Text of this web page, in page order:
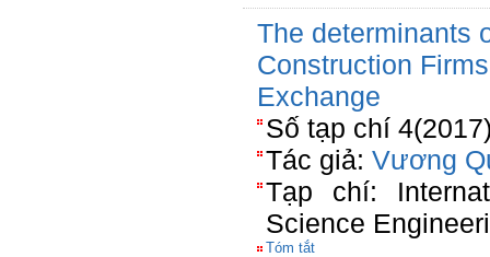
The determinants
Construction
Exchange
Số tạp chí
Tác giả: Vương
Tạp chí:
Science
Tóm tắt